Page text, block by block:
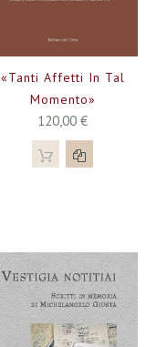
«Tanti Affetti In Tal
Momento»
120,00 €